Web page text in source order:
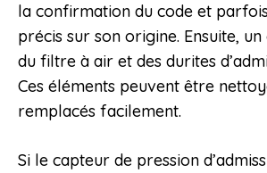
la confirmation du code et
précis sur son origine. Ensuite,
du filtre à air et des durites
Ces éléments peuvent être
remplacés facilement.
Si le capteur de pression